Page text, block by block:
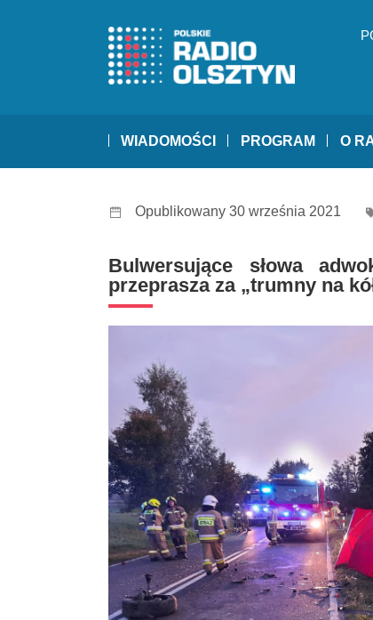
WIADOMOŚCI PROGRAM O
Opublikowany 30 września 2021
Bulwersujące słowa
przeprasza za „trumny na